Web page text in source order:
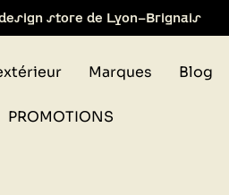
store de Lyon-Brignais
Marques Blog
PROMOTIONS